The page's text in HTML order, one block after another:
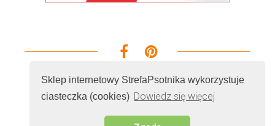
Sklep internetowy StrefaPsotnika wykorzystuje
ciasteczka (cookies) Dowiedz się więcej
© 2026 - Wszelkie prawa zastrzeżone. Realizacja i
Cenobitz.com Marketing Internetowy